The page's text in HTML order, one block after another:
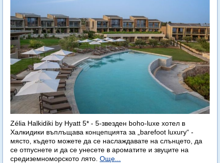
Zélia Halkidiki by Hyatt 5* - 5-звезден boho-luxe хотел в
Халкидики въплъщава концепцията за „barefoot luxury“ -
място, където можете да се наслаждавате на слънцето, да
се отпуснете и да се унесете в ароматите и звуците на
средиземноморското лято. Още...